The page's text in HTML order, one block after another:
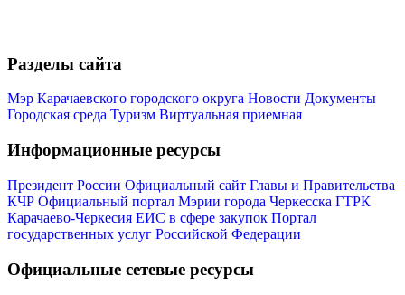
Разделы сайта
Мэр Карачаевского городского округа Новости Документы
Городская среда Туризм Виртуальная приемная
Информационные ресурсы
Президент России Официальный сайт Главы и Правительства
КЧР Официальный портал Мэрии города Черкесска ГТРК
Карачаево-Черкесия ЕИС в сфере закупок Портал
государственных услуг Российской Федерации
Официальные сетевые ресурсы